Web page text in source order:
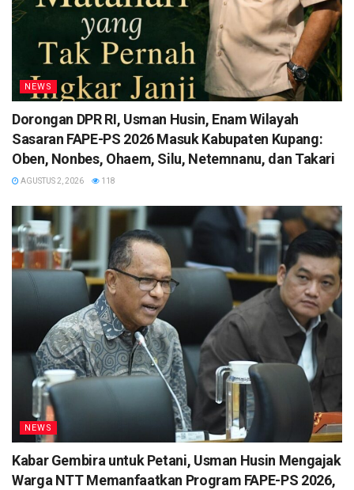
NEWS
Dorongan DPR RI, Usman Husin, Enam Wilayah
Sasaran FAPE-PS 2026 Masuk Kabupaten Kupang:
Oben, Nonbes, Ohaem, Silu, Netemnanu, dan Takari
AGUSTUS 2, 2026 118
NEWS
Kabar Gembira untuk Petani, Usman Husin Mengajak
Warga NTT Memanfaatkan Program FAPE-PS 2026,